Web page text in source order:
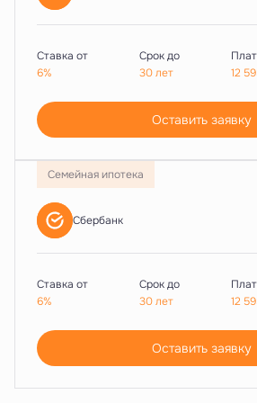
Ставка от
6%
Срок до
30 лет
12
Оставить заявку
Семейная ипотека
Сбербанк
Ставка от
6%
Срок до
30 лет
12
Оставить заявку